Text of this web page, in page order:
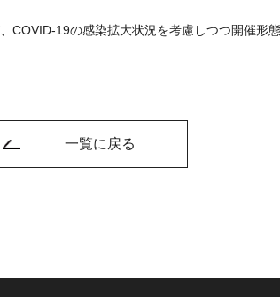
19の感染拡大状況を考慮しつつ開催形
一覧に戻る